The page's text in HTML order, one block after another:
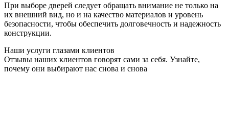
При выборе дверей следует обращать внимание не только на
их внешний вид, но и на качество материалов и уровень
безопасности, чтобы обеспечить долговечность и надежность
конструкции.
Наши услуги глазами клиентов
Отзывы наших клиентов говорят сами за себя. Узнайте,
почему они выбирают нас снова и снова